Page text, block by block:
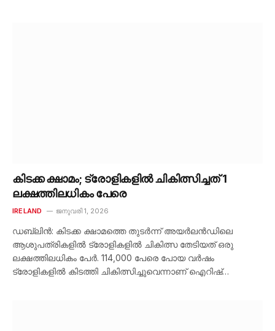
കിടക്ക ക്ഷാമം; ട്രോളികളിൽ ചികിത്സിച്ചത് 1
ലക്ഷത്തിലധികം പേരെ
IRELAND ജനുവരി 1, 2026
ഡബ്ലിൻ: കിടക്ക ക്ഷാമത്തെ തുടർന്ന് അയർലൻഡിലെ
ആശുപത്രികളിൽ ട്രോളികളിൽ ചികിത്സ തേടിയത് ഒരു
ലക്ഷത്തിലധികം പേർ. 114,000 പേരെ പോയ വർഷം
ട്രോളികളിൽ കിടത്തി ചികിത്സിച്ചുവെന്നാണ് ഐറിഷ്…